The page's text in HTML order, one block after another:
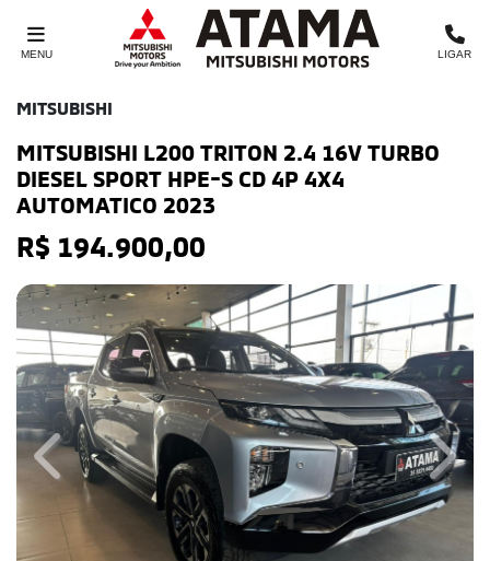
MENU LIGAR
MITSUBISHI
MITSUBISHI L200 TRITON 2.4 16V TURBO
DIESEL SPORT HPE-S CD 4P 4X4
AUTOMATICO 2023
R$ 194.900,00
Previous Next